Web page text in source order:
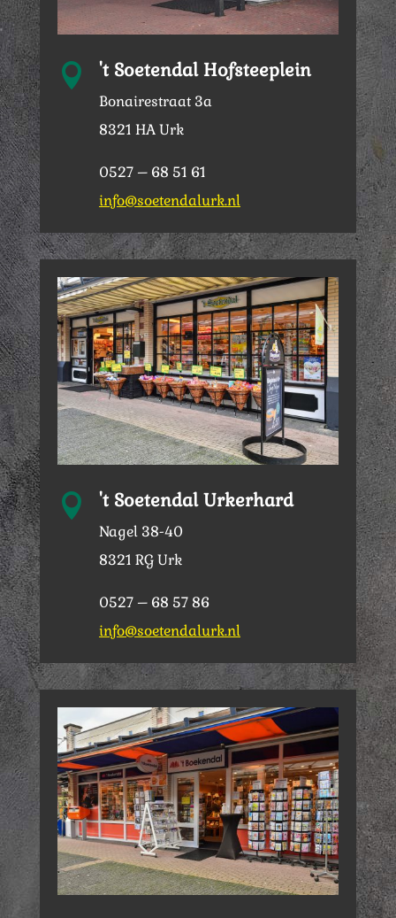
 't Soetendal Hofsteeplein
Bonairestraat 3a
8321 HA Urk
0527 – 68 51 61
info@soetendalurk.nl
 't Soetendal Urkerhard
Nagel 38-40
8321 RG Urk
0527 – 68 57 86
info@soetendalurk.nl